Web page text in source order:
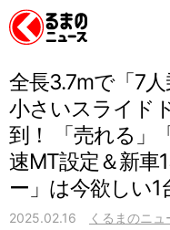
全長3.7mで「7
小さいスライド
到！ 「売れる」
速MT設定＆新車
ー」は今欲しい1
2025.02.16 くるまのニュ